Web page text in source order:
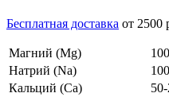
Бесплатная доставка от 2500
Магний (Mg)
Натрий (Na)
Кальций (Ca)